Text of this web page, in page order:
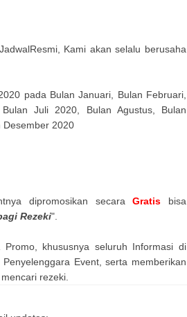
Kami akan selalu berusaha
pada Bulan Januari, Bulan Februari,
Juli 2020, Bulan Agustus, Bulan
Desember 2020
dipromosikan secaraGratis bisa
Rezeki".
khususnya seluruh Informasi di
Event, serta memberikan
rezeki.